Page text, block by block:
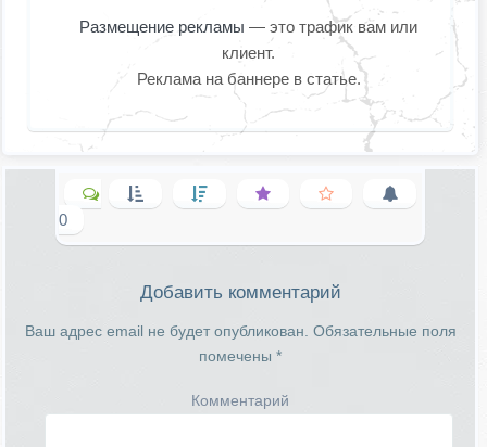
Размещение рекламы — это трафик вам или
клиент.
Реклама на баннере в статье.
0
Добавить комментарий
Ваш адрес email не будет опубликован. Обязательные поля
помечены *
Комментарий